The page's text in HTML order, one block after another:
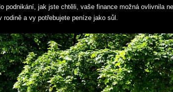
podnikání, jak jste chtěli, vaše finance možná ovlivnila
rodině a vy potřebujete peníze jako sůl.